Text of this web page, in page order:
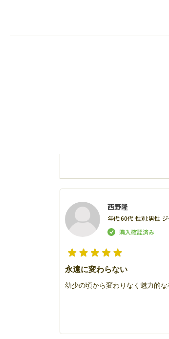
西野隆
年代:60代 性別:男性
永遠に変わらない
幼少の頃から変わりなく魅力的